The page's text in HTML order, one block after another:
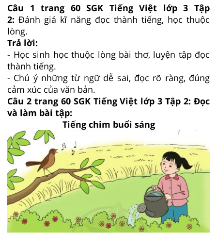
Câu 1 trang 60 SGK Tiếng Việt lớp 3 Tập
2: Đánh giá kĩ năng đọc thành tiếng, học thuộc
lòng.
Trả lời:
- Học sinh học thuộc lòng bài thơ, luyện tập đọc
thành tiếng.
- Chú ý những từ ngữ dễ sai, đọc rõ ràng, đúng
cảm xúc của văn bản.
Câu 2 trang 60 SGK Tiếng Việt lớp 3 Tập 2: Đọc
và làm bài tập:
Tiếng chim buổi sáng